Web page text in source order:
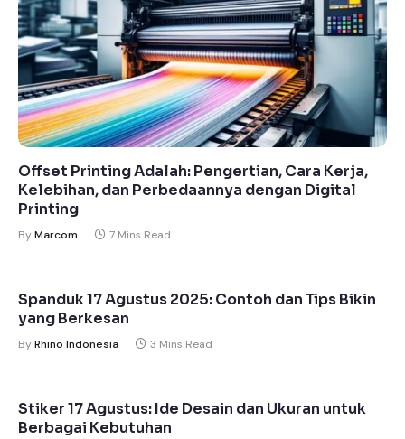
Offset Printing Adalah: Pengertian, Cara Kerja,
Kelebihan, dan Perbedaannya dengan Digital
Printing
ByMarcom 7 Mins Read
Spanduk 17 Agustus 2025: Contoh dan Tips Bikin
yang Berkesan
ByRhino Indonesia 3 Mins Read
Stiker 17 Agustus: Ide Desain dan Ukuran untuk
Berbagai Kebutuhan